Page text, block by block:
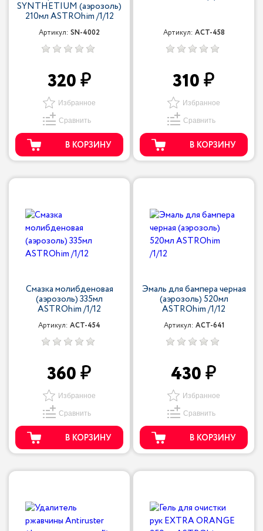
SYNTHETIUM (аэрозоль)
210мл ASTROhim /1/12
Артикул: SN-4002
320
Избранное
Сравнить
В КОРЗИНУ
Артикул: ACT-458
310
Избранное
Сравнить
В КОРЗИНУ
Смазка молибденовая
(аэрозоль) 335мл
ASTROhim /1/12
Артикул: ACT-454
360
Избранное
Сравнить
В КОРЗИНУ
Эмаль для бампера черная
(аэрозоль) 520мл
ASTROhim /1/12
Артикул: ACT-641
430
Избранное
Сравнить
В КОРЗИНУ